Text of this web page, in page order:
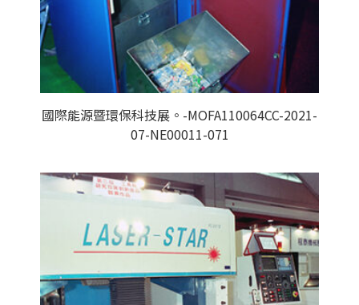
國際能源暨環保科技展。-MOFA110064CC-2021-
07-NE00011-071